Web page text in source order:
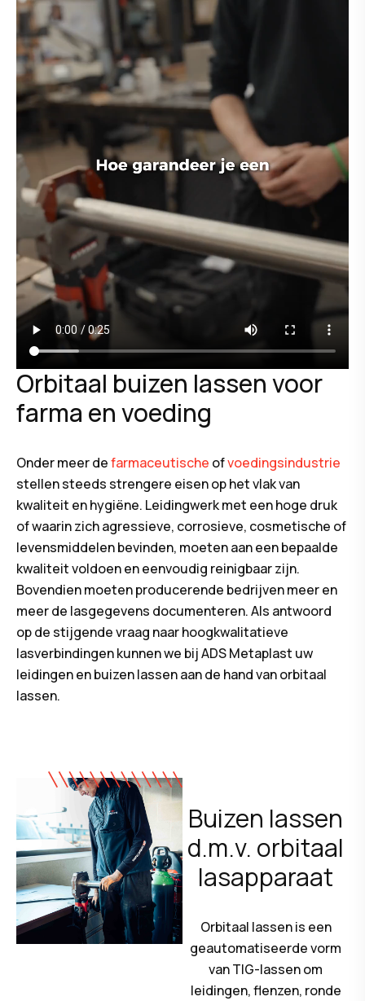
Orbitaal buizen lassen voor
farma en voeding
Onder meer defarmaceutische ofvoedingsindustrie
stellen steeds strengere eisen op het vlak van
kwaliteit en hygiëne. Leidingwerk met een hoge druk
of waarin zich agressieve, corrosieve, cosmetische of
levensmiddelen bevinden, moeten aan een bepaalde
kwaliteit voldoen en eenvoudig reinigbaar zijn.
Bovendien moeten producerende bedrijven meer en
meer de lasgegevens documenteren. Als antwoord
op de stijgende vraag naar hoogkwalitatieve
lasverbindingen kunnen we bij ADS Metaplast uw
leidingen en buizen lassen aan de hand van orbitaal
lassen.
Buizen lassen
d.m.v. orbitaal
lasapparaat
Orbitaal lassen is een
geautomatiseerde vorm
van TIG-lassen om
leidingen, flenzen, ronde